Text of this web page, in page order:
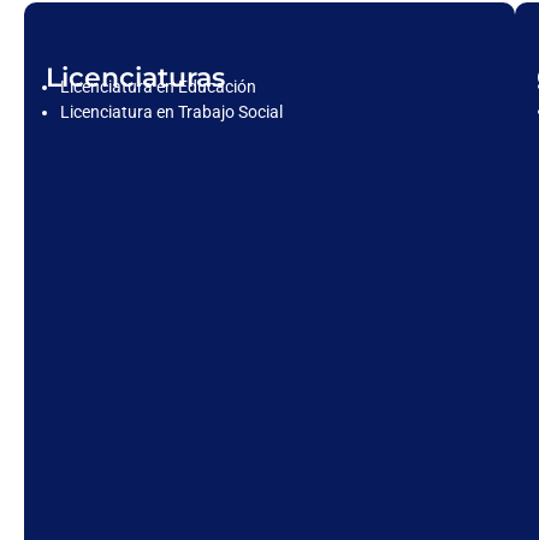
Licenciaturas
Licenciatura en Educación
Licenciatura en Trabajo Social